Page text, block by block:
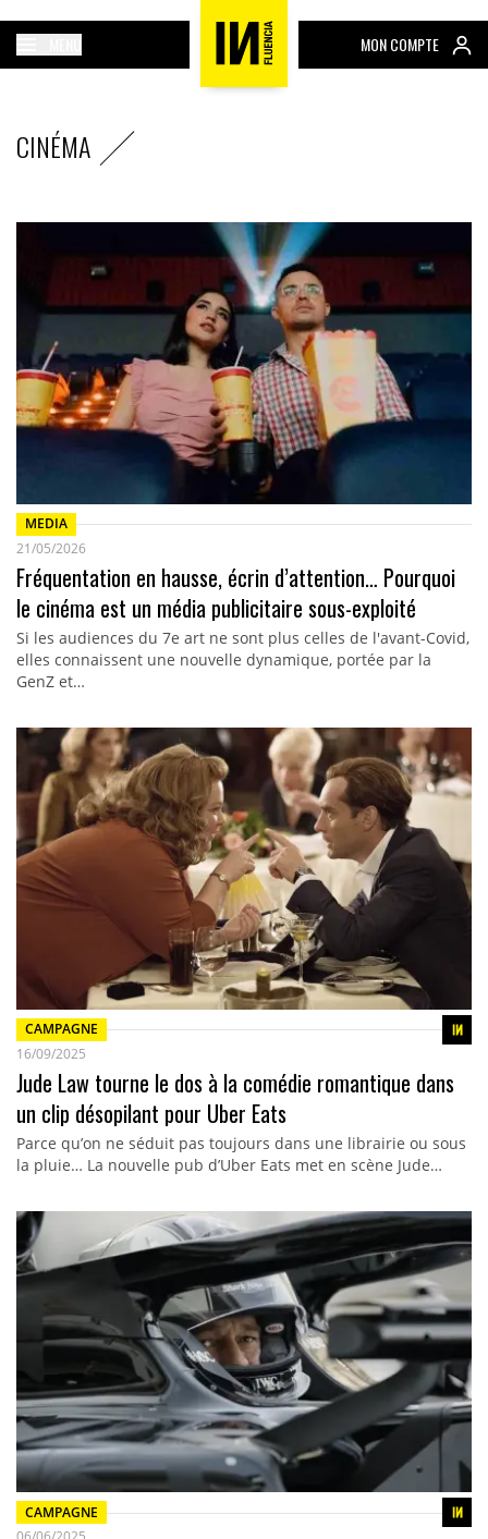
MON COMPTE
CINÉMA
MEDIA
21/05/2026
Fréquentation en hausse, écrin d’attention… Pourquoi
le cinéma est un média publicitaire sous-exploité
Si les audiences du 7e art ne sont plus celles de l'avant-Covid,
elles connaissent une nouvelle dynamique, portée par la
GenZ et…
CAMPAGNE
16/09/2025
Jude Law tourne le dos à la comédie romantique dans
un clip désopilant pour Uber Eats
Parce qu’on ne séduit pas toujours dans une librairie ou sous
la pluie… La nouvelle pub d’Uber Eats met en scène Jude…
CAMPAGNE